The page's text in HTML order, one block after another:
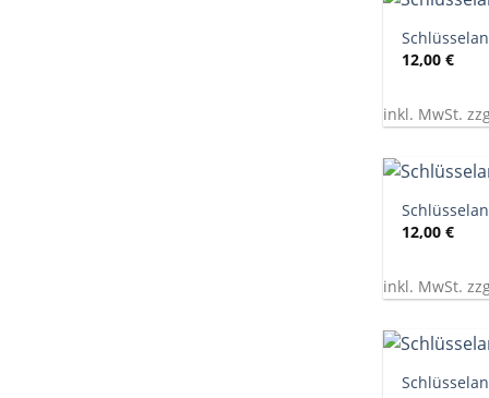
12,00€
inkl. MwSt.
+
12,00€
inkl. MwSt.
+